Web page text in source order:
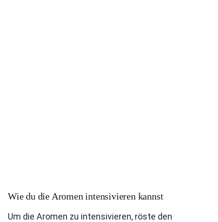
Wie du die Aromen intensivieren kannst
Um die Aromen zu intensivieren, röste den